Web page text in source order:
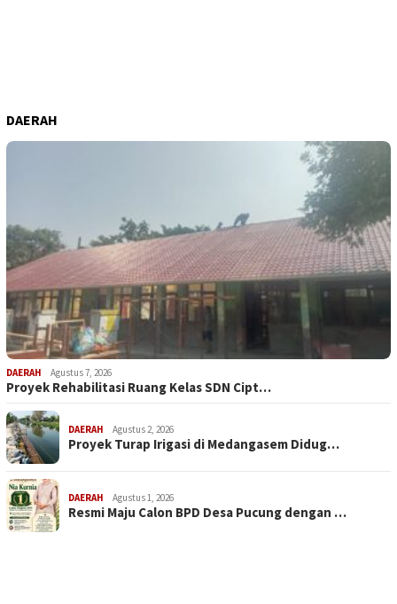
DAERAH
DAERAH Agustus 7, 2026
Proyek Rehabilitasi Ruang Kelas SDN Cipt…
DAERAH Agustus 2, 2026
Proyek Turap Irigasi di Medangasem Didug…
DAERAH Agustus 1, 2026
Resmi Maju Calon BPD Desa Pucung dengan …